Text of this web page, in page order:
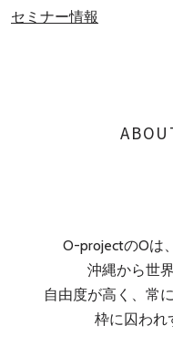
セミナー情報
O-projectのOは
沖縄から世
自由度が高く、常
枠に囚われ